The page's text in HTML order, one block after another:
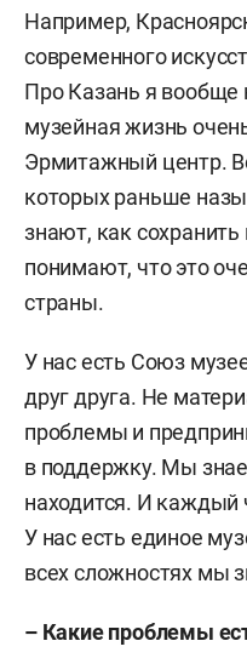
Например,
современного
Про Казань я вообще
музейная жизнь
Эрмитажный центр.
которых раньше
знают, как
понимают, что это
страны.
У нас есть Союз
друг друга. Не
проблемы и
в поддержку. Мы
находится. И каждый
У нас есть единое
всех сложностях мы
– Какие проблемы